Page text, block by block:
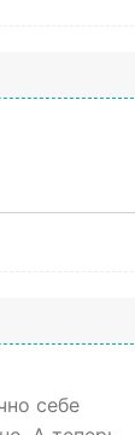
себе